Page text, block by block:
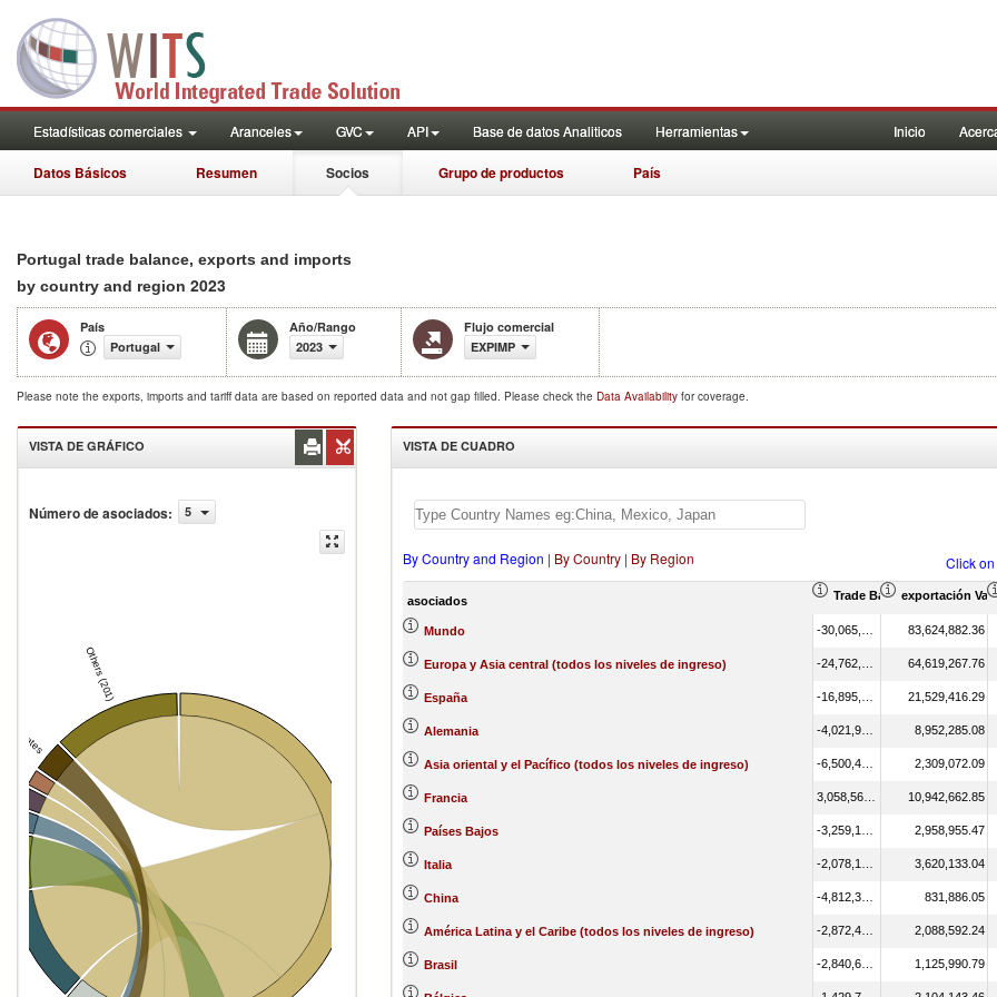
Estadísticas comerciales Aranceles GVC API Base de datos Analiticos Herramientas Inicio
Datos Básicos Resumen Socios Grupo de productos País
Portugal trade balance, exports and imports
by country and region 2023
País
Portugal
Año/Rango
2023
Flujo comercial
EXPIMP
Please note the exports, imports and tariff data are based on reported data and not gap filled. Please check the Data Availability for coverage.
VISTA DE GRÁFICO
Número de asociados: 5
States
Others (201)
VISTA DE CUADRO
By Country and Region | By Country | By Region Click
asociados Trade Balance (en miles de
exportación
Mundo 83,624,882.36
Europa y Asia central (todos los niveles de ingreso) 64,619,267.76
España 21,529,416.29
Alemania 8,952,285.08
Asia oriental y el Pacífico (todos los niveles de ingreso) 2,309,072.09
Francia 10,942,662.85
Países Bajos 2,958,955.47
Italia 3,620,133.04
China 831,886.05
América Latina y el Caribe (todos los niveles de ingreso) 2,088,592.24
Brasil 1,125,990.79